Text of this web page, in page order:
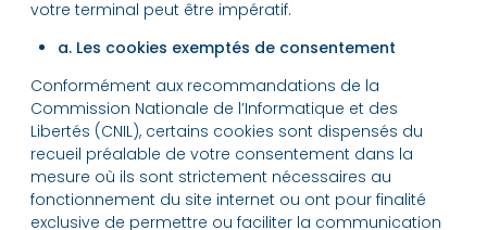
votre terminal peut être impératif.
a. Les cookies exemptés de consentement
Conformément aux recommandations de la
Commission Nationale de l’Informatique et des
Libertés (CNIL), certains cookies sont dispensés du
recueil préalable de votre consentement dans la
mesure où ils sont strictement nécessaires au
fonctionnement du site internet ou ont pour finalité
exclusive de permettre ou faciliter la communication